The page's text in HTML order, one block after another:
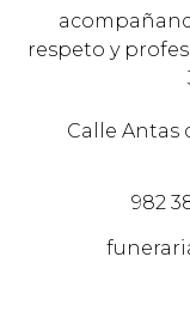
respeto y
Calle Antas
982